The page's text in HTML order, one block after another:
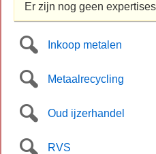
Er zijn nog geen
Inkoop metalen
Metaalrecycling
Oud ijzerhandel
RVS